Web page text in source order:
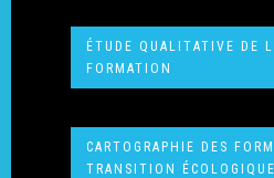
ÉTUDE QUALITATIVE DE
FORMATION
CARTOGRAPHIE DES
TRANSITION